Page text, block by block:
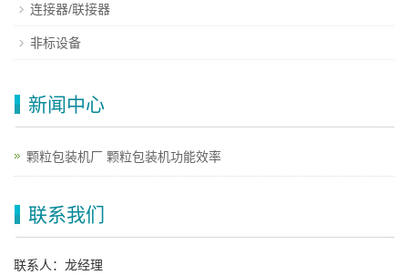
连接器/联接器
非标设备
新闻中心
颗粒包装机厂 颗粒包装机功能效率
联系我们
联系人：龙经理